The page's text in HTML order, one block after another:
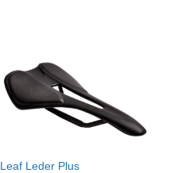
Leaf Leder Plus